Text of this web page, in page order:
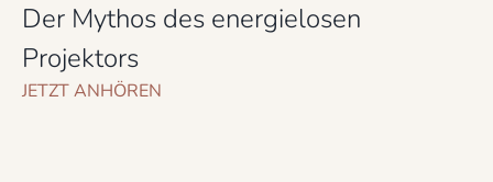
Der Mythos des energielosen
Projektors
JETZT ANHÖREN